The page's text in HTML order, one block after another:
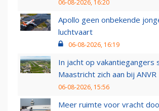
06-08-2026, 16:20
Apollo geen onbekende
luchtvaart
06-08-2026, 16:19
In jacht op vakantiegangers
Maastricht zich aan bij ANVR
06-08-2026, 15:56
Meer ruimte voor vracht